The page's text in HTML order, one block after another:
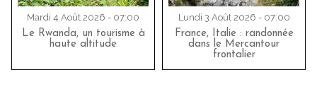
Mardi 4 Août 2026 - 07:00
Le Rwanda, un tourisme à
haute altitude
Lundi 3 Août 2026 - 07:00
France, Italie : randonnée
dans le Mercantour
frontalier